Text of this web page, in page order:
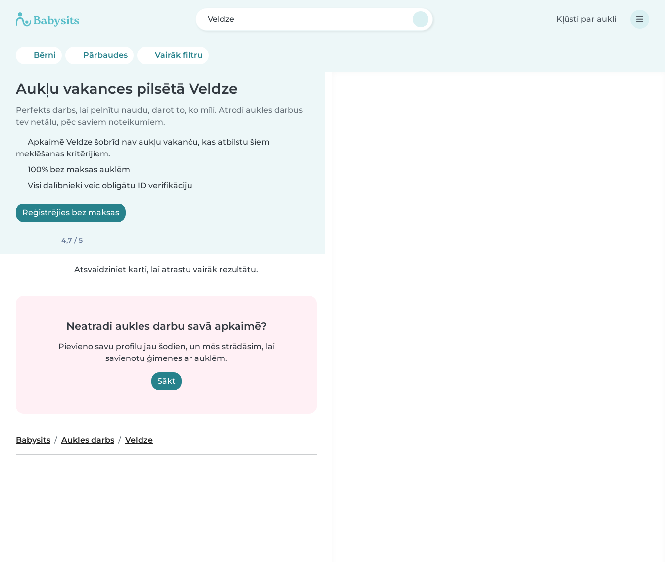
Veldze Kļūsti par aukli
Bērni Pārbaudes Vairāk filtru
Aukļu vakances pilsētā Veldze
Perfekts darbs, lai pelnītu naudu, darot to, ko mīli. Atrodi aukles darbus
tev netālu, pēc saviem noteikumiem.
Apkaimē Veldze šobrīd nav aukļu vakanču, kas atbilstu šiem
meklēšanas kritērijiem.
100% bez maksas auklēm
Visi dalībnieki veic obligātu ID verifikāciju
Reģistrējies bez maksas
4,7 / 5
Atsvaidziniet karti, lai atrastu vairāk rezultātu.
Neatradi aukles darbu savā apkaimē?
Pievieno savu profilu jau šodien, un mēs strādāsim, lai
savienotu ģimenes ar auklēm.
Sākt
Babysits Aukles darbs Veldze